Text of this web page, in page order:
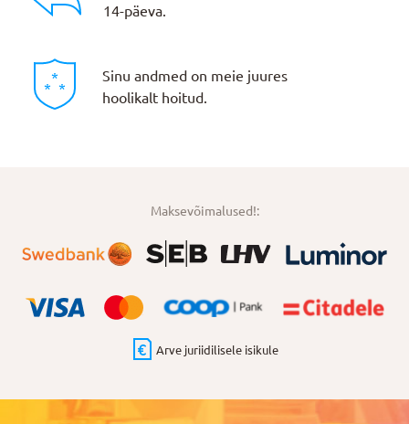
14-päeva.
Sinu andmed on meie juures
hoolikalt hoitud.
Maksevõimalused!:
Arve juriidilisele isikule